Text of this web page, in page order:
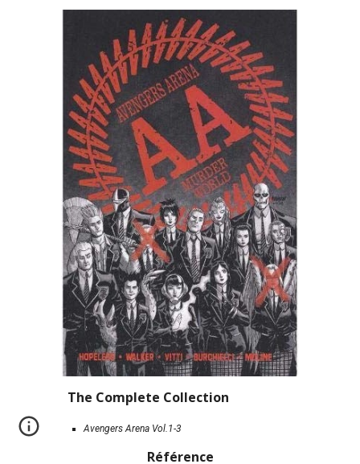
The Complete Collection
Avengers Arena Vol.1-3
Référence